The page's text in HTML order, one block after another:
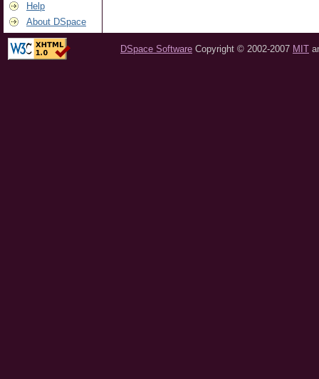
Help
About DSpace
DSpace Software Copyright © 2002-2007 MIT